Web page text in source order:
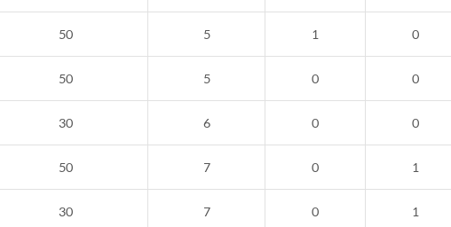
50 5 1 0
50 5 0 0
30 6 0 0
50 7 0 1
30 7 0 1